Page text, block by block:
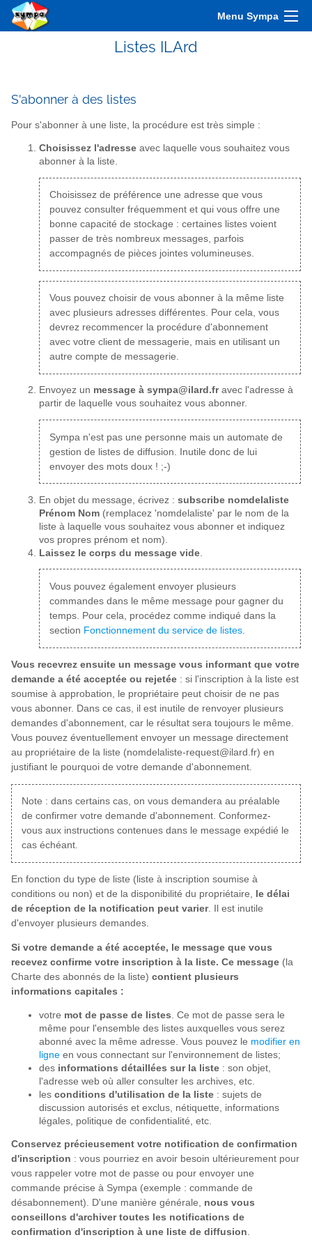
Menu Sympa
Listes ILArd
S'abonner à des listes
Pour s'abonner à une liste, la procédure est très simple :
Choisissez l'adresse avec laquelle vous souhaitez vous
abonner à la liste.
Choisissez de préférence une adresse que vous
pouvez consulter fréquemment et qui vous offre une
bonne capacité de stockage : certaines listes voient
passer de très nombreux messages, parfois
accompagnés de pièces jointes volumineuses.
Vous pouvez choisir de vous abonner à la même liste
avec plusieurs adresses différentes. Pour cela, vous
devrez recommencer la procédure d'abonnement
avec votre client de messagerie, mais en utilisant un
autre compte de messagerie.
Envoyez un message à sympa@ilard.fravec l'adresse à
partir de laquelle vous souhaitez vous abonner.
Sympa n'est pas une personne mais un automate de
gestion de listes de diffusion. Inutile donc de lui
envoyer des mots doux ! ;-)
En objet du message, écrivez : subscribe nomdelaliste
Prénom Nom (remplacez 'nomdelaliste' par le nom de la
liste à laquelle vous souhaitez vous abonner et indiquez
vos propres prénom et nom).
Laissez le corps du message vide
Vous pouvez également envoyer plusieurs
commandes dans le même message pour gagner du
temps. Pour cela, procédez comme indiqué dans la
section Fonctionnement du service de listes.
Vous recevrez ensuite un message vous informant que votre
demande a été acceptée ou rejetée : si l'inscription à la liste est
soumise à approbation, le propriétaire peut choisir de ne pas
vous abonner. Dans ce cas, il est inutile de renvoyer plusieurs
demandes d'abonnement, car le résultat sera toujours le même.
Vous pouvez éventuellement envoyer un message directement
au propriétaire de la liste (nomdelaliste-request@ilard.fr) en
justifiant le pourquoi de votre demande d'abonnement.
Note : dans certains cas, on vous demandera au préalable
de confirmer votre demande d'abonnement. Conformez-
vous aux instructions contenues dans le message expédié le
cas échéant.
En fonction du type de liste (liste à inscription soumise à
conditions ou non) et de la disponibilité du propriétaire, le délai
de réception de la notification peut varier. Il est inutile
d'envoyer plusieurs demandes.
Si votre demande a été acceptée, le message que vous
recevez confirme votre inscription à la liste. Ce message (la
Charte des abonnés de la liste) contient plusieurs
informations capitales :
votre mot de passe de listes . Ce mot de passe sera le
même pour l'ensemble des listes auxquelles vous serez
abonné avec la même adresse. Vous pouvez le modifier en
ligne en vous connectant sur l'environnement de listes;
des informations détaillées sur la liste : son objet,
l'adresse web où aller consulter les archives, etc.
les conditions d'utilisation de la liste : sujets de
discussion autorisés et exclus, nétiquette, informations
légales, politique de confidentialité, etc.
Conservez précieusement votre notification de confirmation
d'inscription : vous pourriez en avoir besoin ultérieurement pour
vous rappeler votre mot de passe ou pour envoyer une
commande précise à Sympa (exemple : commande de
désabonnement). D'une manière générale, nous vous
conseillons d'archiver toutes les notifications de
confirmation d'inscription à une liste de diffusion.